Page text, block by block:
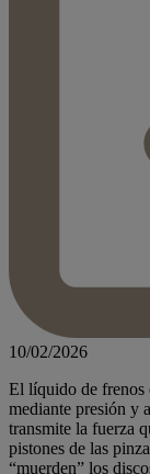
10/02/2026
El líquido de frenos
mediante presión y
transmite la fuerza
pistones de las
“muerden” los